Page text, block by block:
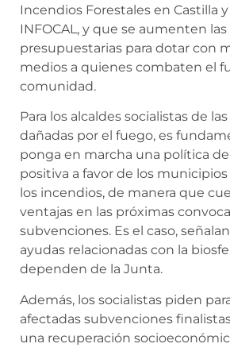
Incendios Forestales en Castilla y
INFOCAL, y que se aumenten
presupuestarias para dotar con
medios a quienes combaten el
comunidad.
Para los alcaldes socialistas de
dañadas por el fuego, es
ponga en marcha una política
positiva a favor de los
los incendios, de manera que
ventajas en las próximas
subvenciones. Es el caso,
ayudas relacionadas con la
dependen de la Junta.
Además, los socialistas piden
afectadas subvenciones
una recuperación